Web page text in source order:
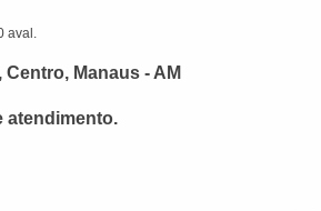
aval.
Centro, Manaus - AM
atendimento.